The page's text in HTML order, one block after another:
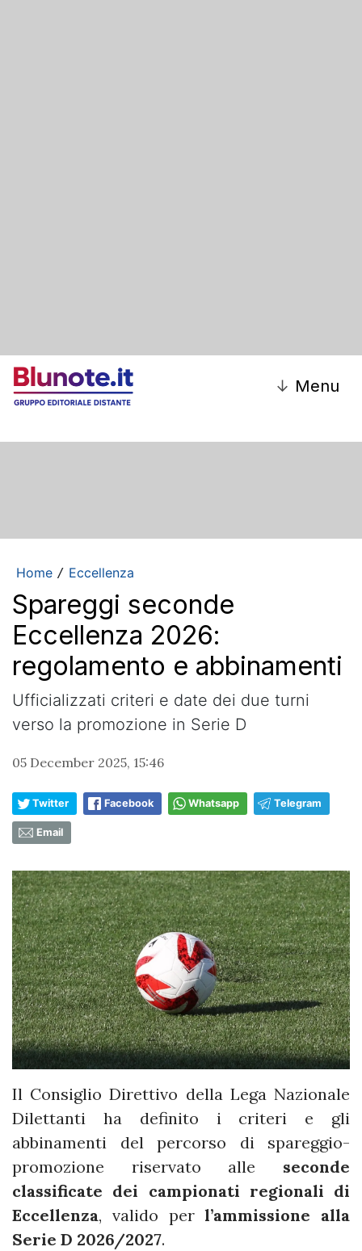
↓ Menu
Home / Eccellenza
Spareggi seconde
Eccellenza 2026:
regolamento e abbinamenti
Ufficializzati criteri e date dei due turni
verso la promozione in Serie D
05 December 2025, 15:46
Twitter Facebook Whatsapp Telegram
Email
Il Consiglio Direttivo della Lega Nazionale
Dilettanti ha definito i criteri e gli
abbinamenti del percorso di spareggio-
promozione riservato alle seconde
classificate dei campionati regionali di
Eccellenza, valido perl’ammissione alla
Serie D 2026/2027.